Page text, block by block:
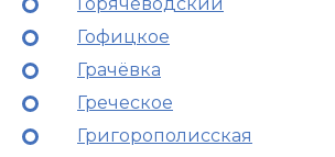
Гофицкое
Грачёвка
Греческое
Григорополисская